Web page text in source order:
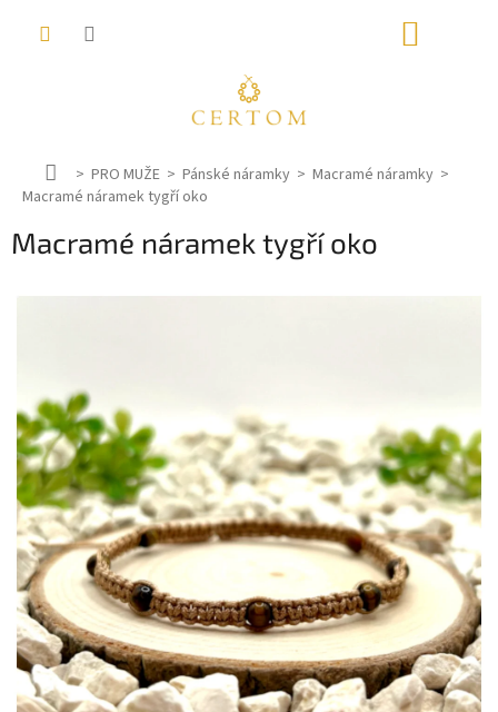
D
o
ů
PRO MUŽE Pánské náramky
Macramé náramky
Macramé náramek tygří oko
Macramé náramek tygří oko